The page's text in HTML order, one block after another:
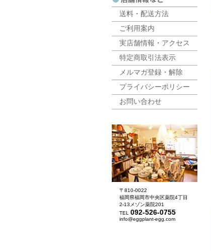
送料・配送方法
ご利用案内
実店舗情報・アクセス
特定商取引法表示
メルマガ登録・解除
プライバシーポリシー
お問い合わせ
〒810-0022
福岡県福岡市中央区薬院4丁目
2-13メゾン薬院201
TEL 092-526-0755
info@eggplant-egg.com